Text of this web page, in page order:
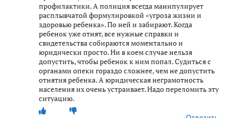
профилактики. А полиция всегда манипулирует
расплывчатой формулировкой «угроза жизни и
здоровью ребенка». По ней и забирают. Когда
ребенок уже отнят, все нужные справки и
свидетельства собираются моментально и
юридически просто. Ни в коем случае нельзя
допустить, чтобы ребенок к ним попал. Судиться с
органами опеки гораздо сложнее, чем не допустить
отнятия ребенка. А юридическая неграмотность
населения их очень устраивает. Надо переломить эту
ситуацию.